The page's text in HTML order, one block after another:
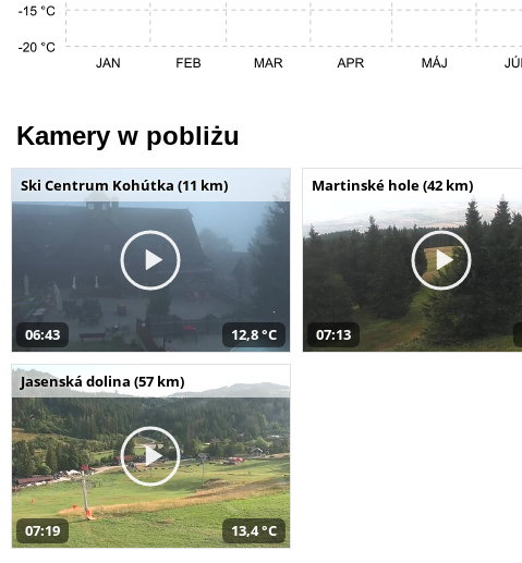
Kamery w pobliżu
Ski Centrum Kohútka (11 km)
06:43 12,8 °C
Martinské hole (42 km)
07:13
Jasenská dolina (57 km)
07:19 13,4 °C